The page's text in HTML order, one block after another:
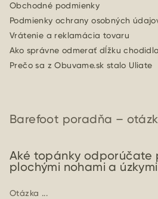
Obchodné podmienky
Podmienky ochrany osobných
Vrátenie a reklamácia tovaru
Ako správne odmerať dĺžku chodidla
Prečo sa z Obuvame.sk stalo Uliate
Barefoot poradňa –
Aké topánky odporúčate
plochými nohami a
Otázka ...